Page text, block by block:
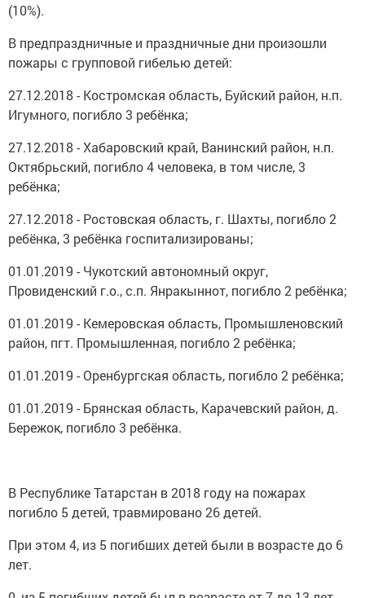
(10%).
В предпраздничные и праздничные дни произошли
пожары с групповой гибелью детей:
27.12.2018 - Костромская область, Буйский район, н.п.
Игумного, погибло 3 ребёнка;
27.12.2018 - Хабаровский край, Ванинский район, н.п.
Октябрьский, погибло 4 человека, в том числе, 3
ребёнка;
27.12.2018 - Ростовская область, г. Шахты, погибло 2
ребёнка, 3 ребёнка госпитализированы;
01.01.2019 - Чукотский автономный округ,
Провиденский г.о., с.п. Янракыннот, погибло 2 ребёнка;
01.01.2019 - Кемеровская область, Промышленовский
район, пгт. Промышленная, погибло 2 ребёнка;
01.01.2019 - Оренбургская область, погибло 2 ребёнка;
01.01.2019 - Брянская область, Карачевский район, д.
Бережок, погибло 3 ребёнка.
В Республике Татарстан в 2018 году на пожарах
погибло 5 детей, травмировано 26 детей.
При этом 4, из 5 погибших детей были в возрасте до 6
лет.